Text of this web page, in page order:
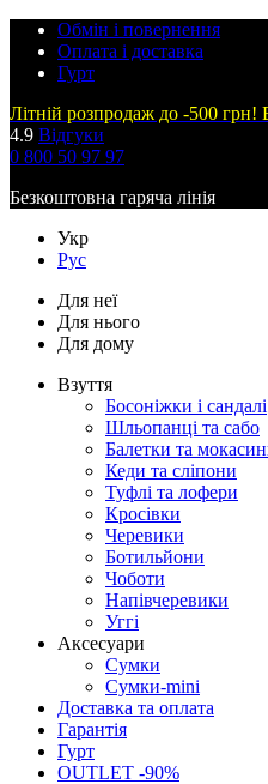
Обмін і повернення
Оплата і доставка
Гурт
Літній розпродаж до -500 грн!
4.9 Відгуки
0 800 50 97 97
Безкоштовна гаряча лінія
Укр
Рус
Для неї
Для нього
Для дому
Взуття
Босоніжки і сандалі
Шльопанці та сабо
Балетки та
Кеди та сліпони
Туфлі та лофери
Кросівки
Черевики
Ботильйони
Чоботи
Напівчеревики
Уггі
Аксесуари
Сумки
Сумки-mini
Доставка та оплата
Гарантія
Гурт
OUTLET -90%